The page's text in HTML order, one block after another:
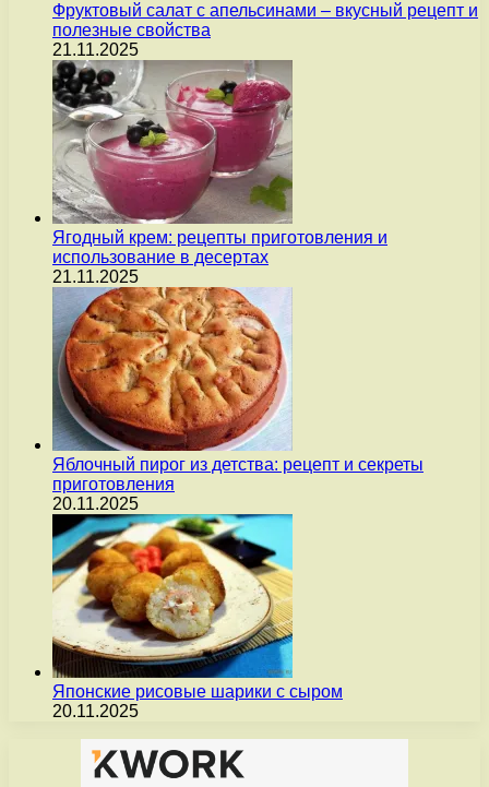
Фруктовый салат с апельсинами – вкусный рецепт и
полезные свойства
21.11.2025
Ягодный крем: рецепты приготовления и
использование в десертах
21.11.2025
Яблочный пирог из детства: рецепт и секреты
приготовления
20.11.2025
Японские рисовые шарики с сыром
20.11.2025